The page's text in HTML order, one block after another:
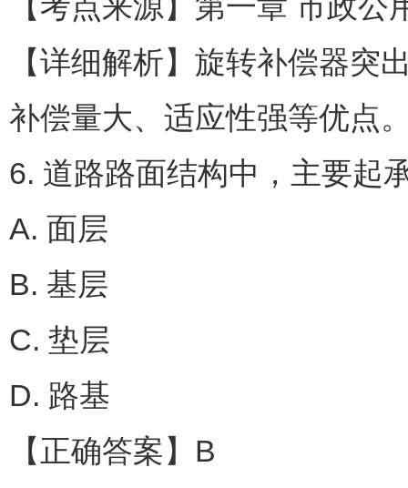
【详细解析】旋转补偿器突
补偿量大、适应性强等优点
6. 道路路面结构中，主要起
A. 面层
B. 基层
C. 垫层
D. 路基
【正确答案】B